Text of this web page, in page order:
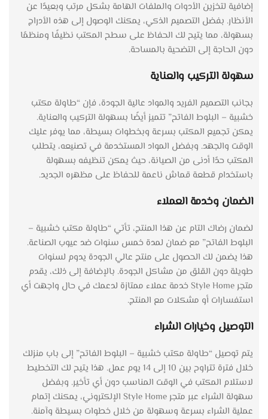
إضافية لتخزين الأدوات والملفات الهامة بشكل مرتب وبعيدًا عن
الأنظار. بفضل التصميم الذكي، يمكنك الوصول إلى هذه الأدراج
بسهولة، مما يتيح لك الحفاظ على سطح المكتب نظيفًا ومنظمًا
دون الحاجة إلى التضحية بالمساحة.
سهولة التركيب والعناية
بجانب التصميم الفريد والمواد عالية الجودة، فإن “طاولة مكتب
خشبية – البلوط الفاتح” تتميز أيضًا بسهولة التركيب والعناية.
يمكن تجميع المكتب بسرعة وبخطوات بسيطة، مما يوفر عليك
الوقت والجهد. وبفضل المواد المستخدمة في تصنيعه، يتطلب
المكتب حدًا أدنى من الصيانة، حيث يمكن تنظيفه بسهولة
باستخدام قطعة قماش ناعمة للحفاظ على مظهره الجديد.
الضمان وخدمة العملاء
لضمان رضاك التام عن هذا المنتج، تأتي “طاولة مكتب خشبية –
البلوط الفاتح” مع ضمان لمدة خمس سنوات ضد عيوب الصناعة.
هذا يضمن لك الحصول على منتج عالي الجودة يدوم لسنوات
طويلة دون القلق من مشاكل الجودة. بالإضافة إلى ذلك، يقدم
متجر Style Home خدمة عملاء ممتازة لدعمك في حال واجهت أي
استفسارات أو مشكلات مع المنتج.
التوصيل وخيارات الشراء
يتم توصيل “طاولة مكتب خشبية – البلوط الفاتح” إلى باب منزلك
خلال فترة تتراوح بين 10 إلى 14 يوم عمل. هذا يتيح لك التخطيط
لاستلام المكتب في الوقت المناسب دون أي تأخير. وبفضل
سهولة الشراء عبر متجر Style Home الإلكتروني، يمكنك إتمام
عملية الشراء بسرعة وسهولة من خلال خطوات بسيطة وآمنة.